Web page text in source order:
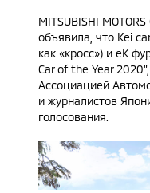
MITSUBISHI MOTORS
объявила, что Kei
как «кросс») и eK
Car of the Year
Ассоциацией
и журналистов
голосования.